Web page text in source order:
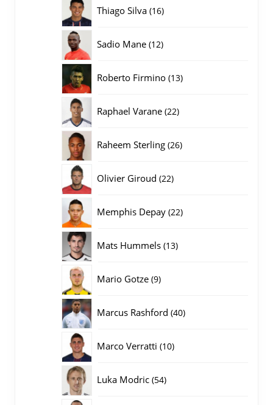
Thiago Silva 1616
Sadio Mane 1212
Roberto Firmino 1313
Raphael Varane 2222
Raheem Sterling 2626
Olivier Giroud 2222
Memphis Depay 2222
Mats Hummels 1313
Mario Gotze 99
Marcus Rashford 4040
Marco Verratti 1010
Luka Modric 5454